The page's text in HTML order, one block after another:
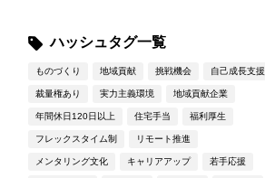
ハッシュタグ一覧
ものづくり 地域貢献 挑戦機会 自己成長支援
裁量権あり 実力主義環境 地域貢献企業
年間休日120日以上 住宅手当 福利厚生
フレックスタイム制 リモート推進
メンタリング文化 キャリアアップ 若手応援